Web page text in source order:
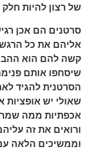
של רצון להיות
סרטנים הם אכן
אליהם את כל
קשה להם הוא
שיסחפו אותם
הסרטנית להגיד
שאולי יש אופציות
אכפתיות ממה
ורואים את זה
וממשיכים הלאה